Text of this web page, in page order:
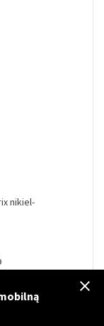
nikiel-